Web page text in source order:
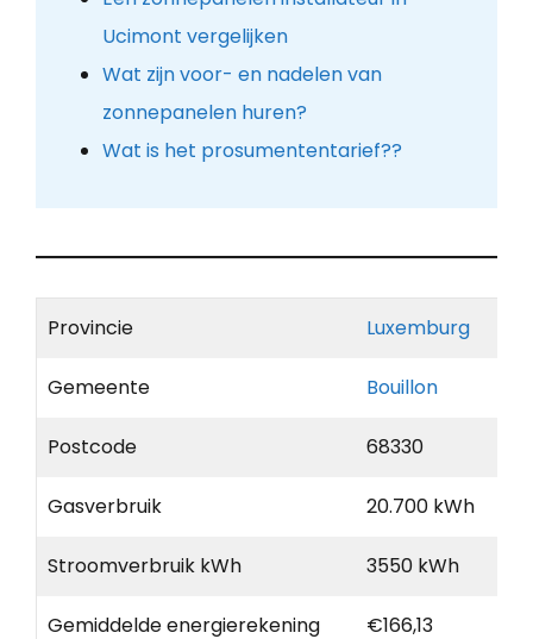
Ucimont vergelijken
Wat zijn voor- en nadelen van
zonnepanelen huren?
Wat is het prosumententarief??
Provincie Luxemburg
Gemeente Bouillon
Postcode 68330
Gasverbruik 20.700 kWh
Stroomverbruik kWh 3550 kWh
Gemiddelde energierekening €166,13